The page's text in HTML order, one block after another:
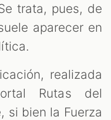
trata, pues, de
aparecer en
realizada
Rutas del
si bien la Fuerza